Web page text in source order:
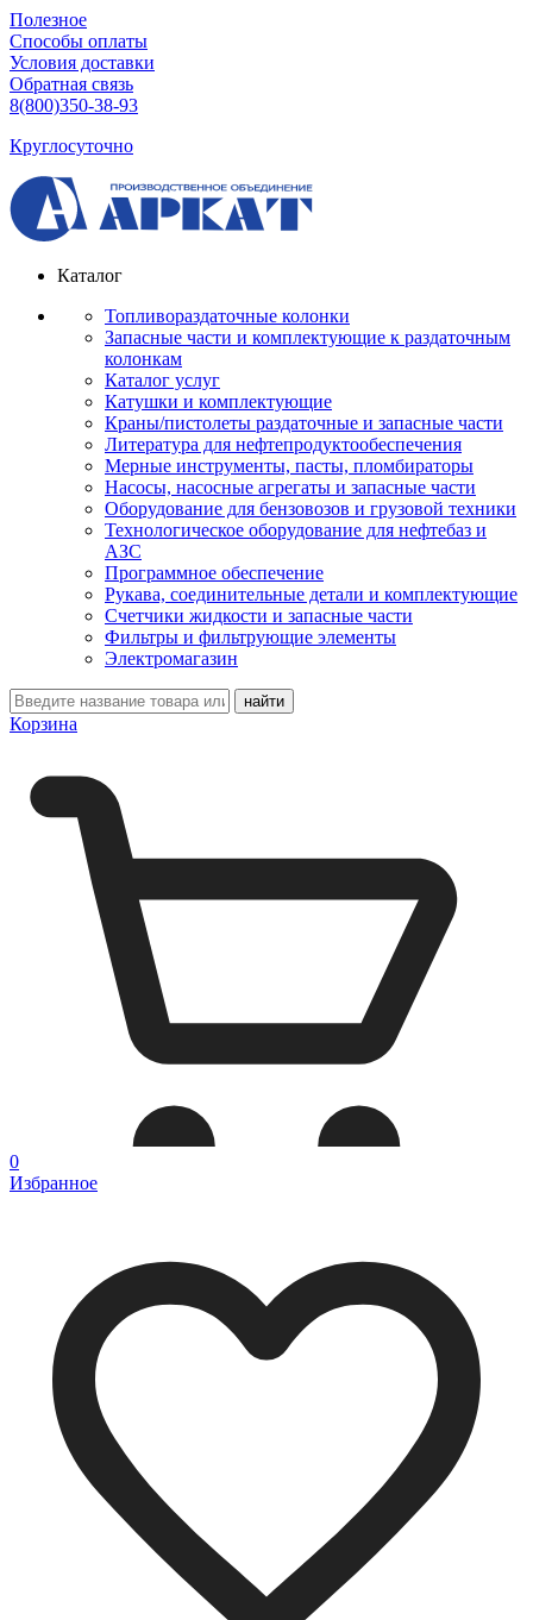
Полезное
Способы оплаты
Условия доставки
Обратная связь
8(800)350-38-93
Круглосуточно
Каталог
Топливораздаточные колонки
Запасные части и комплектующие к раздаточным
колонкам
Каталог услуг
Катушки и комплектующие
Краны/пистолеты раздаточные и запасные части
Литература для нефтепродуктообеспечения
Мерные инструменты, пасты, пломбираторы
Насосы, насосные агрегаты и запасные части
Оборудование для бензовозов и грузовой техники
Технологическое оборудование для нефтебаз и
АЗС
Программное обеспечение
Рукава, соединительные детали и комплектующие
Счетчики жидкости и запасные части
Фильтры и фильтрующие элементы
Электромагазин
Корзина
0
Избранное